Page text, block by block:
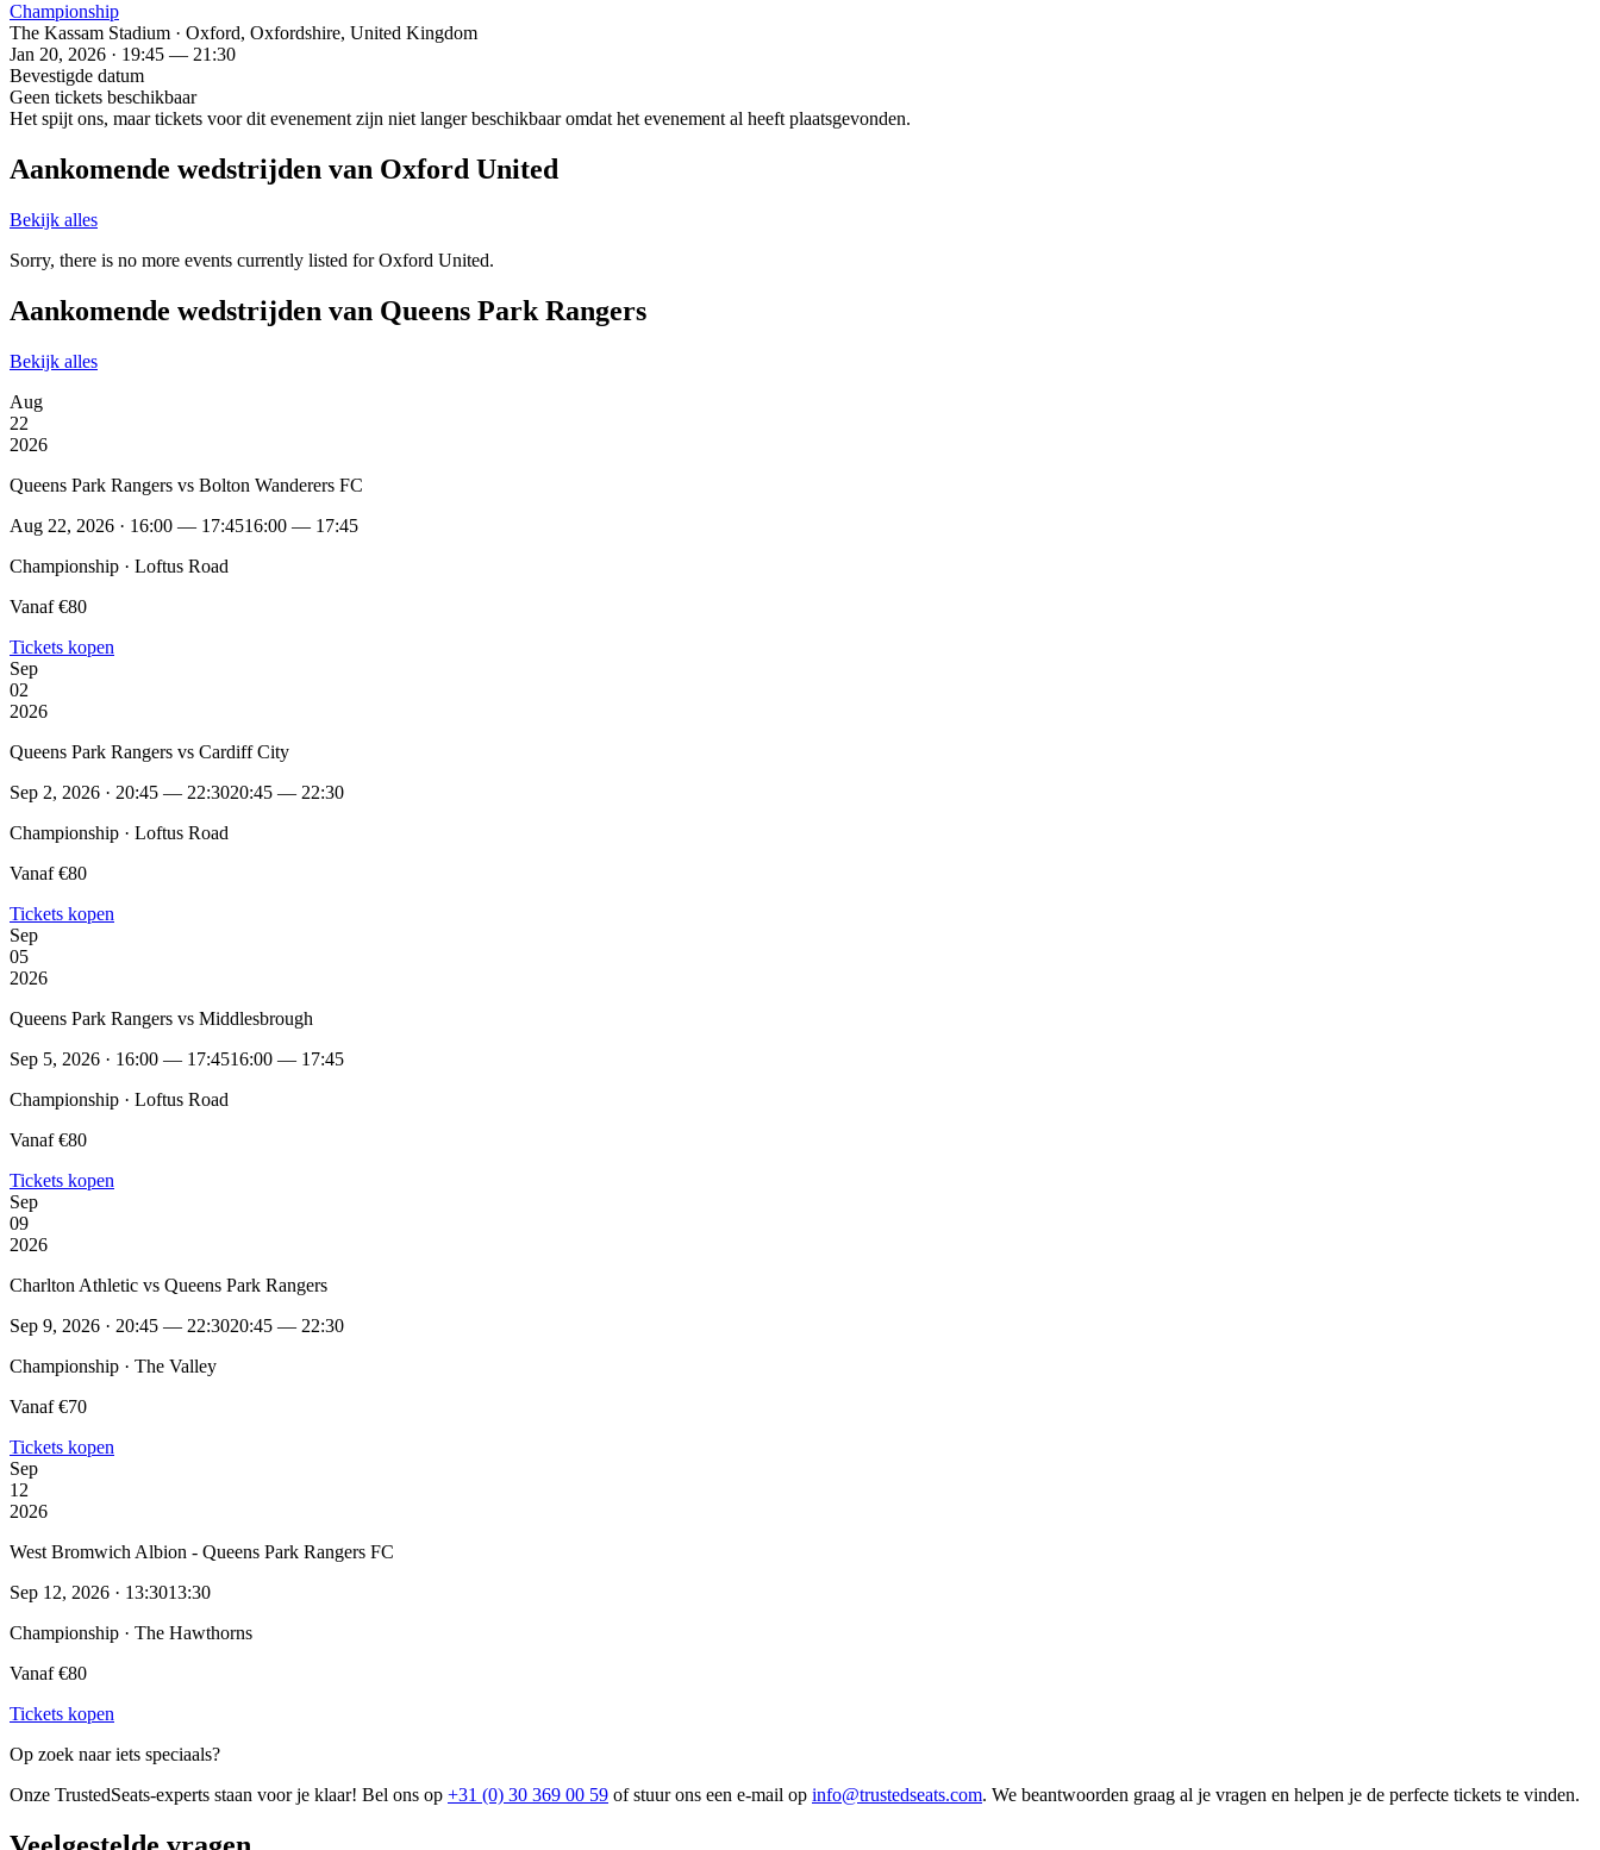
Championship
The Kassam Stadium · Oxford, Oxfordshire, United Kingdom
Jan 20, 2026 · 19:45 — 21:30
Bevestigde datum
Geen tickets beschikbaar
Het spijt ons, maar tickets voor dit evenement zijn niet langer beschikbaar omdat het evenement al heeft plaatsgevonden.
Aankomende wedstrijden van Oxford United
Bekijk alles
Sorry, there is no more events currently listed for Oxford United.
Aankomende wedstrijden van Queens Park Rangers
Bekijk alles
Aug
22
2026
Queens Park Rangers vs Bolton Wanderers FC
Aug 22, 2026 · 16:00 — 17:4516:00 — 17:45
Championship · Loftus Road
Vanaf €80
Tickets kopen
Sep
02
2026
Queens Park Rangers vs Cardiff City
Sep 2, 2026 · 20:45 — 22:3020:45 — 22:30
Championship · Loftus Road
Vanaf €80
Tickets kopen
Sep
05
2026
Queens Park Rangers vs Middlesbrough
Sep 5, 2026 · 16:00 — 17:4516:00 — 17:45
Championship · Loftus Road
Vanaf €80
Tickets kopen
Sep
09
2026
Charlton Athletic vs Queens Park Rangers
Sep 9, 2026 · 20:45 — 22:3020:45 — 22:30
Championship · The Valley
Vanaf €70
Tickets kopen
Sep
12
2026
West Bromwich Albion - Queens Park Rangers FC
Sep 12, 2026 · 13:3013:30
Championship · The Hawthorns
Vanaf €80
Tickets kopen
Op zoek naar iets speciaals?
Onze TrustedSeats-experts staan voor je klaar! Bel ons op +31 (0) 30 369 00 59 of stuur ons een e-mail op info@trustedseats.com. We beantwoorden graag al je vragen en helpen je de perfecte tickets te vinden.